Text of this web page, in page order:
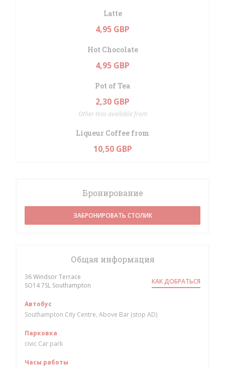
Latte
4,95 GBP
Hot Chocolate
4,95 GBP
Pot of Tea
2,30 GBP
Other teas available from
Liqueur Coffee from
10,50 GBP
Бронирование
ЗАБРОНИРОВАТЬ СТОЛИК
Общая информация
36 Windsor Terrace
SO14 7SL Southampton ((открывается в новом окне))КАК ДОБРАТЬСЯ
Автобус
Southampton City Centre, Above Bar (stop AD)
Парковка
civic Car park
Часы работы